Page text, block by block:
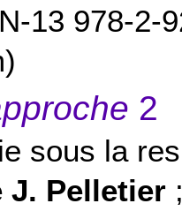
13 978-2-
2
sous la
J. Pelletier